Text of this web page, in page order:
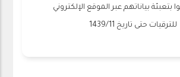
بتعبئة بياناتهم عبر الموقع الإلكتروني
للترقيات حتى تاريخ 1439/11